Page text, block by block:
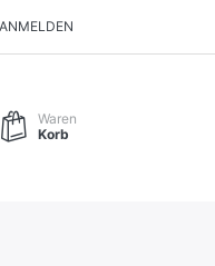
ANMELDEN
Waren
Korb